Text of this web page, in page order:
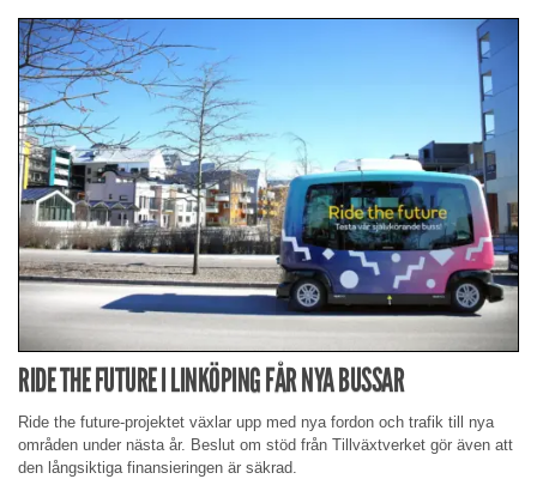
RIDE THE FUTURE I LINKÖPING FÅR NYA BUSSAR
Ride the future-projektet växlar upp med nya fordon och trafik till nya
områden under nästa år. Beslut om stöd från Tillväxtverket gör även att
den långsiktiga finansieringen är säkrad.